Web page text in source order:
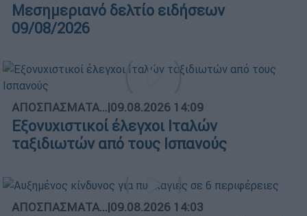
Μεσημεριανό δελτίο ειδήσεων
09/08/2026
ΑΠΟΣΠΑΣΜΑΤΑ...|09.08.2026 14:09
Εξονυχιστικοί έλεγχοι Ιταλών
ταξιδιωτών από τους Ισπανούς
ΑΠΟΣΠΑΣΜΑΤΑ...|09.08.2026 14:03